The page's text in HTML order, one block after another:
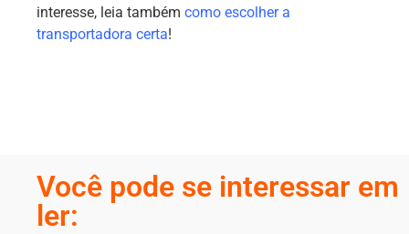
interesse, leia também como escolher a
transportadora certa!
Você pode se interessar em
ler: